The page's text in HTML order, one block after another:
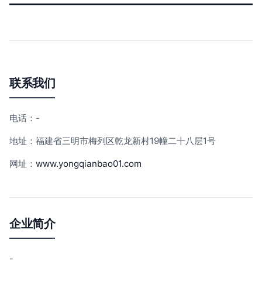
联系我们
电话：-
地址：福建省三明市梅列区乾龙新村19幢二十八层1号
网址： www.yongqianbao01.com
企业简介
-